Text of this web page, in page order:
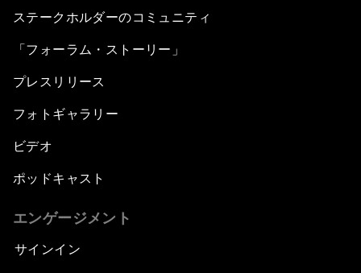
Issue Briefing: Navigating the Gig Economy
New Normal, New Concept, New Engines
Human vs Machine: The Significance of
Cybercrime?
ステークホルダーのコミュニティ
「フォーラム・ストーリー」
プレスリリース
フォトギャラリー
ビデオ
ポッドキャスト
エンゲージメント
サインイン